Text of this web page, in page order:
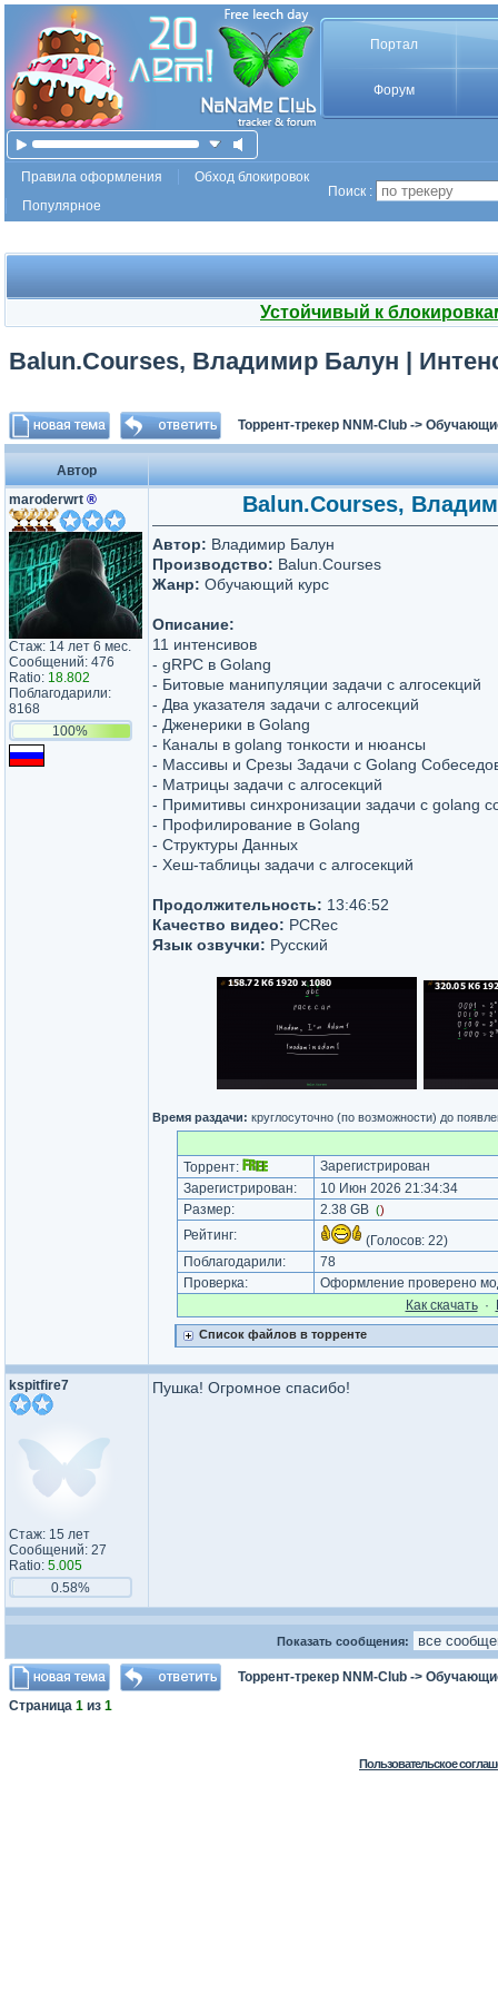
Портал
Форум
Правила оформления
Обход блокировок
Популярное
Поиск :
Устойчивый к
Balun.Courses, Владимир Балун |
Торрент-трекер NNM-Club ->
Автор
maroderwrt ®
Стаж: 14 лет 6 мес.
Сообщений: 476
Ratio: 18.802
Поблагодарили:
8168
100%
Balun.Courses,
Автор: Владимир Балун
Производство: Balun.Courses
Жанр: Обучающий курс
Описание:
11 интенсивов
- gRPC в Golang
- Битовые манипуляции задачи с алгосекций
- Два указателя задачи с алгосекций
- Дженерики в Golang
- Каналы в golang тонкости и нюансы
- Массивы и Срезы Задачи с Golang
- Матрицы задачи с алгосекций
- Примитивы синхронизации задачи с golang
- Профилирование в Golang
- Структуры Данных
- Хеш-таблицы задачи с алгосекций
Продолжительность: 13:46:52
Качество видео: PCRec
Язык озвучки: Русский
Время раздачи: круглосуточно (по возможности) до
Торрент:
Зарегистрирован
Зарегистрирован:
10 Июн 2026 21:34:34
Размер:
2.38 GB ()
Рейтинг: (Голосов: 22)
Поблагодарили:
78
Проверка:
Оформление проверено
Как cкачать·
Список файлов в торренте
kspitfire7
Стаж: 15 лет
Сообщений: 27
Ratio: 5.005
0.58%
Пушка! Огромное спасибо!
Показать сообщения:
Торрент-трекер NNM-Club ->
Страница 1 из 1
Пользовательское